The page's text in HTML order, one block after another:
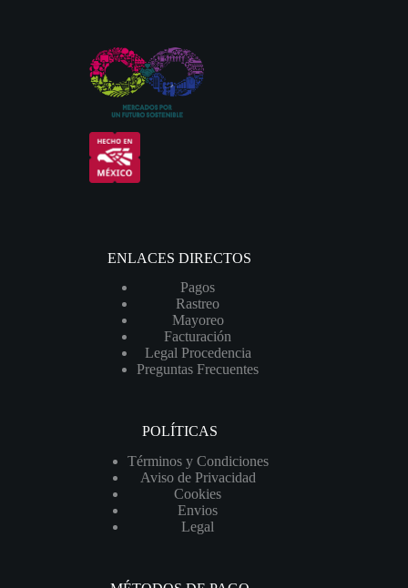
ENLACES DIRECTOS
Pagos
Rastreo
Mayoreo
Facturación
Legal Procedencia
Preguntas Frecuentes
POLÍTICAS
Términos y Condiciones
Aviso de Privacidad
Cookies
Envios
Legal